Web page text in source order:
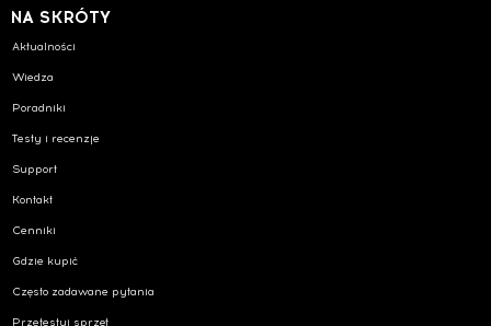
NA SKRÓTY
Aktualności
Wiedza
Poradniki
Testy i recenzje
Support
Kontakt
Cenniki
Gdzie kupić
Często zadawane pytania
Przetestuj sprzęt